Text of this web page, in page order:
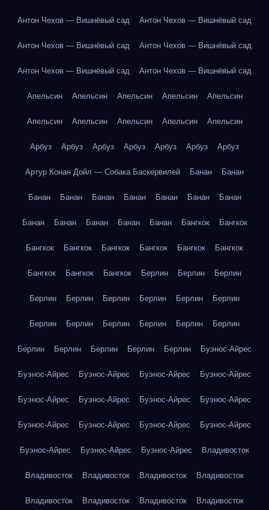
Антон Чехов — Вишнёвый сад Антон Чехов — Вишнёвый сад
Антон Чехов — Вишнёвый сад Антон Чехов — Вишнёвый сад
Антон Чехов — Вишнёвый сад Антон Чехов — Вишнёвый сад
Апельсин Апельсин Апельсин Апельсин Апельсин
Апельсин Апельсин Апельсин Апельсин Апельсин
Арбуз Арбуз Арбуз Арбуз Арбуз Арбуз Арбуз
Артур Конан Дойл — Собака Баскервилей Банан Банан
Банан Банан Банан Банан Банан Банан Банан
Банан Банан Банан Банан Банан Бангкок Бангкок
Бангкок Бангкок Бангкок Бангкок Бангкок Бангкок
Бангкок Бангкок Бангкок Берлин Берлин Берлин
Берлин Берлин Берлин Берлин Берлин Берлин
Берлин Берлин Берлин Берлин Берлин Берлин
Берлин Берлин Берлин Берлин Берлин Буэнос-Айрес
Буэнос-Айрес Буэнос-Айрес Буэнос-Айрес Буэнос-Айрес
Буэнос-Айрес Буэнос-Айрес Буэнос-Айрес Буэнос-Айрес
Буэнос-Айрес Буэнос-Айрес Буэнос-Айрес Буэнос-Айрес
Буэнос-Айрес Буэнос-Айрес Буэнос-Айрес Владивосток
Владивосток Владивосток Владивосток Владивосток
Владивосток Владивосток Владивосток Владивосток